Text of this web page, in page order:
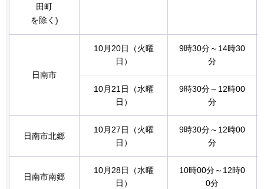
田町
を除く)
日南市
10月20日（火曜
日）
9時30分～14時30
分
10月21日（水曜
日）
9時30分～12時00
分
日南市北郷
10月27日（火曜
日）
9時30分～12時00
分
日南市南郷
10月28日（水曜
日）
10時00分～12時0
0分